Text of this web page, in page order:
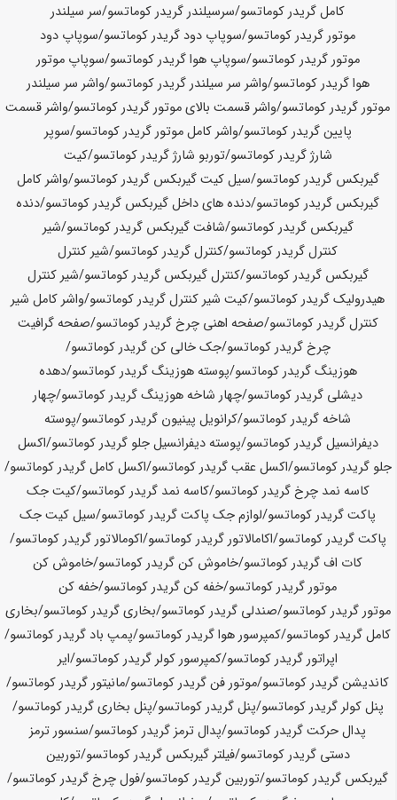
کامل گریدرکوماتسو/سرسیلندر گریدرکوماتسو/سر سیلندر
موتور گریدرکوماتسو/سوپاپ دود گریدرکوماتسو/سوپاپ دود
موتور گریدرکوماتسو/سوپاپ هوا گریدرکوماتسو/سوپاپ موتور
هوا گریدرکوماتسو/واشر سر سیلندر گریدرکوماتسو/واشر سر سیلندر
موتور گریدرکوماتسو/واشر قسمت بالای موتور گریدرکوماتسو/واشر قسمت
پایین گریدرکوماتسو/واشر کامل موتور گریدرکوماتسو/سوپر
شارژ گریدرکوماتسو/توربو شارژ گریدرکوماتسو/کیت
گیربکس گریدرکوماتسو/سیل کیت گیربکس گریدرکوماتسو/واشر کامل
گیربکس گریدرکوماتسو/دنده های داخل گیربکس گریدرکوماتسو/دنده
گیربکس گریدرکوماتسو/شافت گیربکس گریدرکوماتسو/شیر
کنترل گریدرکوماتسو/کنترل گریدرکوماتسو/شیر کنترل
گیربکس گریدرکوماتسو/کنترل گیربکس گریدرکوماتسو/شیر کنترل
هیدرولیک گریدرکوماتسو/کیت شیر کنترل گریدرکوماتسو/واشر کامل شیر
کنترل گریدرکوماتسو/صفحه اهنی چرخ گریدرکوماتسو/صفحه گرافیت
چرخ گریدرکوماتسو/جک خالی کن گریدرکوماتسو/
هوزینگ گریدرکوماتسو/پوسته هوزینگ گریدرکوماتسو/دهده
دیشلی گریدرکوماتسو/چهار شاخه هوزینگ گریدرکوماتسو/چهار
شاخه گریدرکوماتسو/کرانویل پینیون گریدرکوماتسو/پوسته
دیفرانسیل گریدرکوماتسو/پوسته دیفرانسیل جلو گریدرکوماتسو/اکسل
جلو گریدرکوماتسو/اکسل عقب گریدرکوماتسو/اکسل کامل گریدرکوماتسو/
کاسه نمد چرخ گریدرکوماتسو/کاسه نمد گریدرکوماتسو/کیت جک
پاکت گریدرکوماتسو/لوازم جک پاکت گریدرکوماتسو/سیل کیت جک
پاکت گریدرکوماتسو/اکامالاتور گریدرکوماتسو/اکومالاتور گریدرکوماتسو/
کات اف گریدرکوماتسو/خاموش کن گریدرکوماتسو/خاموش کن
موتور گریدرکوماتسو/خفه کن گریدرکوماتسو/خفه کن
موتور گریدرکوماتسو/صندلی گریدرکوماتسو/بخاری گریدرکوماتسو/بخاری
کامل گریدرکوماتسو/کمپرسور هوا گریدرکوماتسو/پمپ باد گریدرکوماتسو/
اپراتور گریدرکوماتسو/کمپرسور کولر گریدرکوماتسو/ایر
کاندیشن گریدرکوماتسو/موتور فن گریدرکوماتسو/مانیتور گریدرکوماتسو/
پنل کولر گریدرکوماتسو/پنل گریدرکوماتسو/پنل بخاری گریدرکوماتسو/
پدال حرکت گریدرکوماتسو/پدال ترمز گریدرکوماتسو/سنسور ترمز
دستی گریدرکوماتسو/فیلتر گیربکس گریدرکوماتسو/توربین
گیربکس گریدرکوماتسو/توربین گریدرکوماتسو/فول چرخ گریدرکوماتسو/